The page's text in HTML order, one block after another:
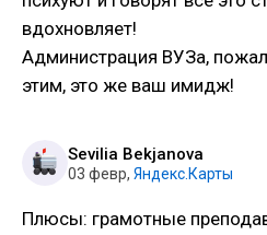
вдохновляет!
Администрация ВУЗа,
этим, это же ваш имидж!
Sevilia Bekjanova
03 февр, Яндекс.Карты
Плюсы: грамотные